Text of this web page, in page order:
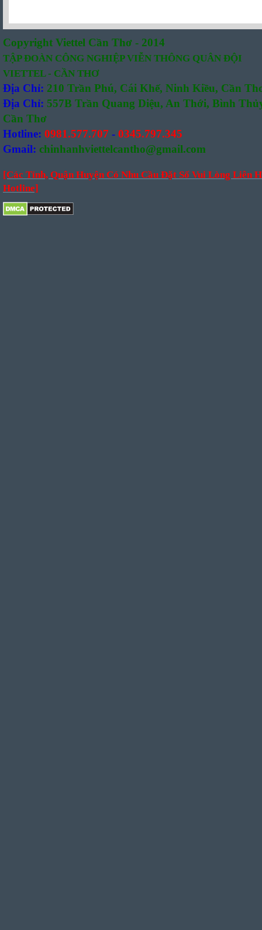
Copyright Viettel Cần Thơ - 2014
TẬP ĐOÀN CÔNG NGHIỆP VIỄN THÔNG QUÂN ĐỘI
VIETTEL - CẦN THƠ
Địa Chỉ: 210 Trần Phú, Cái Khế, Ninh Kiều, Cần
Địa Chỉ: 557B Trần Quang Diệu, An Thới, Bình
Cần Thơ
Hotline: 0981.577.707 - 0345.797.345
Gmail: chinhanhviettelcantho@gmail.com
[Các Tỉnh, Quận Huyện Có Nhu Cầu Đặt Số Vui Lòng Liên
Hotline]